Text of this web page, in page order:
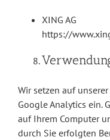
XING AG
https://
Wir setzen auf
Google Analytics ein.
auf Ihrem Computer
durch Sie erfolgten